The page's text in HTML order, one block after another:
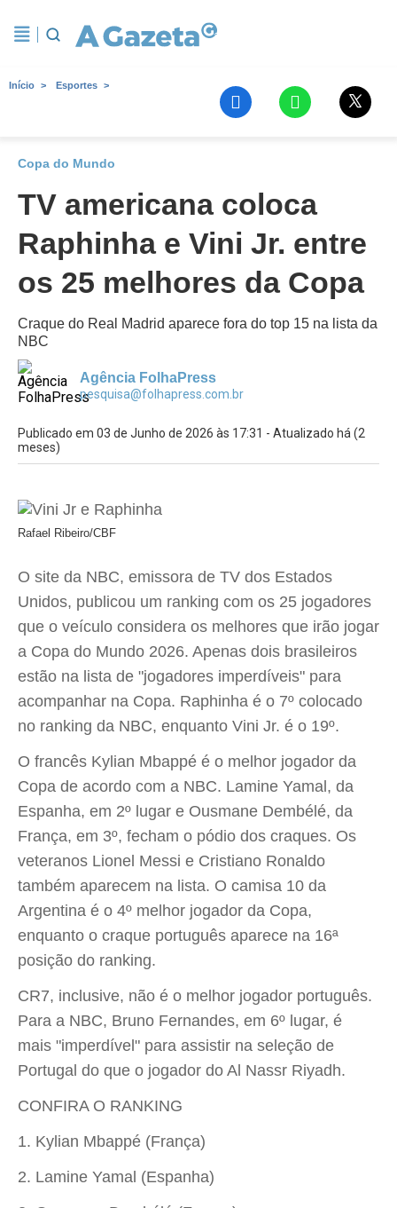
Início Esportes
Copa do Mundo
TV americana coloca
Raphinha e Vini Jr. entre
os 25 melhores da Copa
Craque do Real Madrid aparece fora do top 15 na lista da
NBC
Agência FolhaPress
pesquisa@folhapress.com.br
Publicado em 03 de Junho de 2026 às 17:31 - Atualizado há (2
meses)
Rafael Ribeiro/CBF
O site da NBC, emissora de TV dos Estados
Unidos, publicou um ranking com os 25 jogadores
que o veículo considera os melhores que irão jogar
a Copa do Mundo 2026. Apenas dois brasileiros
estão na lista de "jogadores imperdíveis" para
acompanhar na Copa. Raphinha é o 7º colocado
no ranking da NBC, enquanto Vini Jr. é o 19º.
O francês Kylian Mbappé é o melhor jogador da
Copa de acordo com a NBC. Lamine Yamal, da
Espanha, em 2º lugar e Ousmane Dembélé, da
França, em 3º, fecham o pódio dos craques. Os
veteranos Lionel Messi e Cristiano Ronaldo
também aparecem na lista. O camisa 10 da
Argentina é o 4º melhor jogador da Copa,
enquanto o craque português aparece na 16ª
posição do ranking.
CR7, inclusive, não é o melhor jogador português.
Para a NBC, Bruno Fernandes, em 6º lugar, é
mais "imperdível" para assistir na seleção de
Portugal do que o jogador do Al Nassr Riyadh.
CONFIRA O RANKING
1. Kylian Mbappé (França)
2. Lamine Yamal (Espanha)